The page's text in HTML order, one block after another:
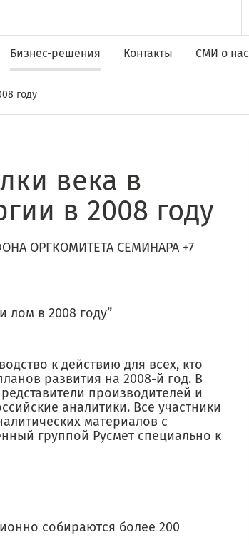
Бизнес-решения Контакты СМИ о нас
году
века в
в 2008 году
ОРГКОМИТЕТА СЕМИНАРА +7
лом в 2008 году”
к действию для всех, кто
развития на 2008-й год. В
производителей и
аналитики. Все участники
материалов с
группой Русмет специально к
собираются более 200